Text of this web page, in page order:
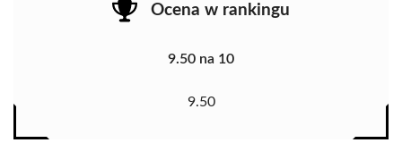
Ocena w rankingu
9.50 na 10
9.50